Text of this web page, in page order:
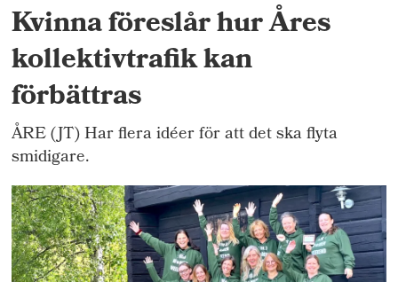
Kvinna föreslår hur Åres
kollektivtrafik kan
förbättras
ÅRE (JT) Har flera idéer för att det ska flyta
smidigare.